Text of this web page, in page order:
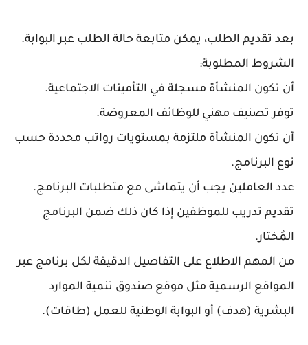
بعد تقديم الطلب، يمكن متابعة حالة الطلب عبر البوابة.
الشروط المطلوبة:
أن تكون المنشأة مسجلة في التأمينات الاجتماعية.
توفر تصنيف مهني للوظائف المعروضة.
أن تكون المنشأة ملتزمة بمستويات رواتب محددة حسب
نوع البرنامج.
عدد العاملين يجب أن يتماشى مع متطلبات البرنامج.
تقديم تدريب للموظفين إذا كان ذلك ضمن البرنامج
المُختار.
من المهم الاطلاع على التفاصيل الدقيقة لكل برنامج عبر
المواقع الرسمية مثل موقع صندوق تنمية الموارد
البشرية (هدف) أو البوابة الوطنية للعمل (طاقات).